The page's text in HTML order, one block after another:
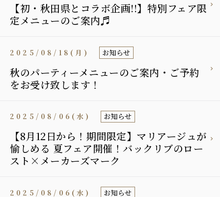
【初・秋田県とコラボ企画!!】特別フェア限
定メニューのご案内♬
秋のパーティーメニューのご案内・ご予約
をお受け致します！
2025/08/18(月) お知らせ
【8月12日から！期間限定】マリアージュが
愉しめる 夏フェア開催！バックリブのロー
スト×メーカーズマーク
2025/08/06(水) お知らせ
2025/08/06(水) お知らせ